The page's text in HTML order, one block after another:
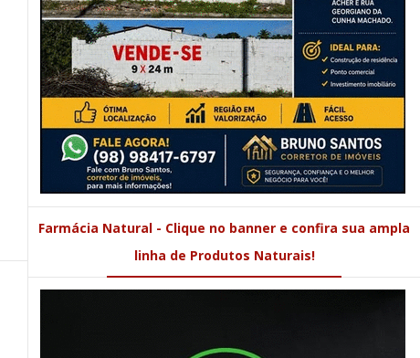
Farmácia Natural - Clique no banner e confira sua ampla
linha de Produtos Naturais!